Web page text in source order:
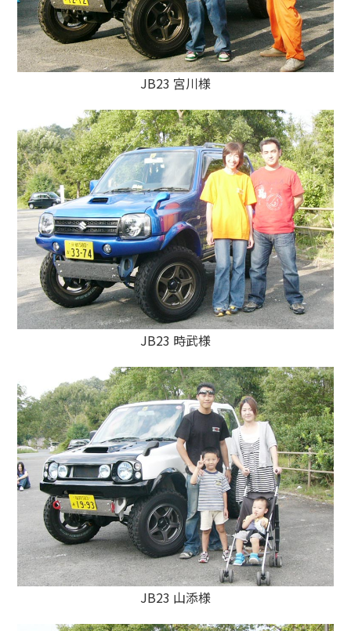
JB23 宮川様
JB23 時武様
JB23 山添様